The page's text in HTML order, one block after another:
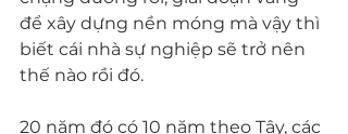
để xây dựng nền móng mà vậy thì
biết cái nhà sự nghiệp sẽ trở nên
thế nào rồi đó.
20 năm đó có 10 năm theo Tây, các